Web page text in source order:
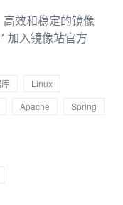
效和稳定的镜像
加入镜像站官方
Linux
Apache
Spring